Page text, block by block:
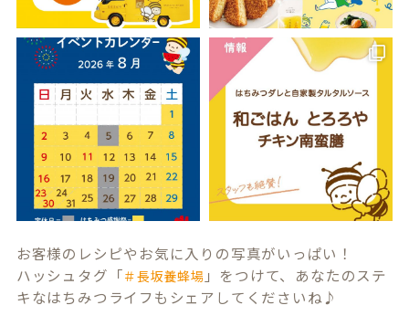
お客様のレシピやお気に入りの写真がいっぱい！
ハッシュタグ「＃長坂養蜂場 」をつけて、あなたのステ
キなはちみつライフもシェアしてくださいね♪